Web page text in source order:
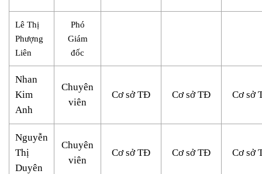
Lê Thị
Phượng
Liên
Phó
Giám
đốc
Nhan
Kim
Anh
Chuyên
viên
Cơ sở TĐ Cơ sở TĐ Cơ sở
Nguyễn
Thị
Duyên
Chuyên
viên
Cơ sở TĐ Cơ sở TĐ Cơ sở